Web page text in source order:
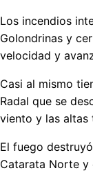
Los incendios
Golondrinas y
velocidad y
Casi al mismo
Radal que se
viento y las altas
El fuego
Catarata Norte y